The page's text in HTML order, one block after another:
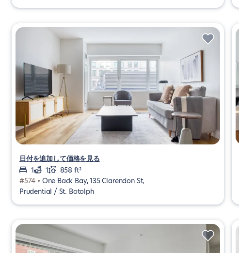
日付を追加して価格を見る
1
1
858 ft²
#574 • One Back Bay, 135 Clarendon St,
Prudential / St. Botolph